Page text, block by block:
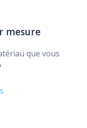
mesure
que vous